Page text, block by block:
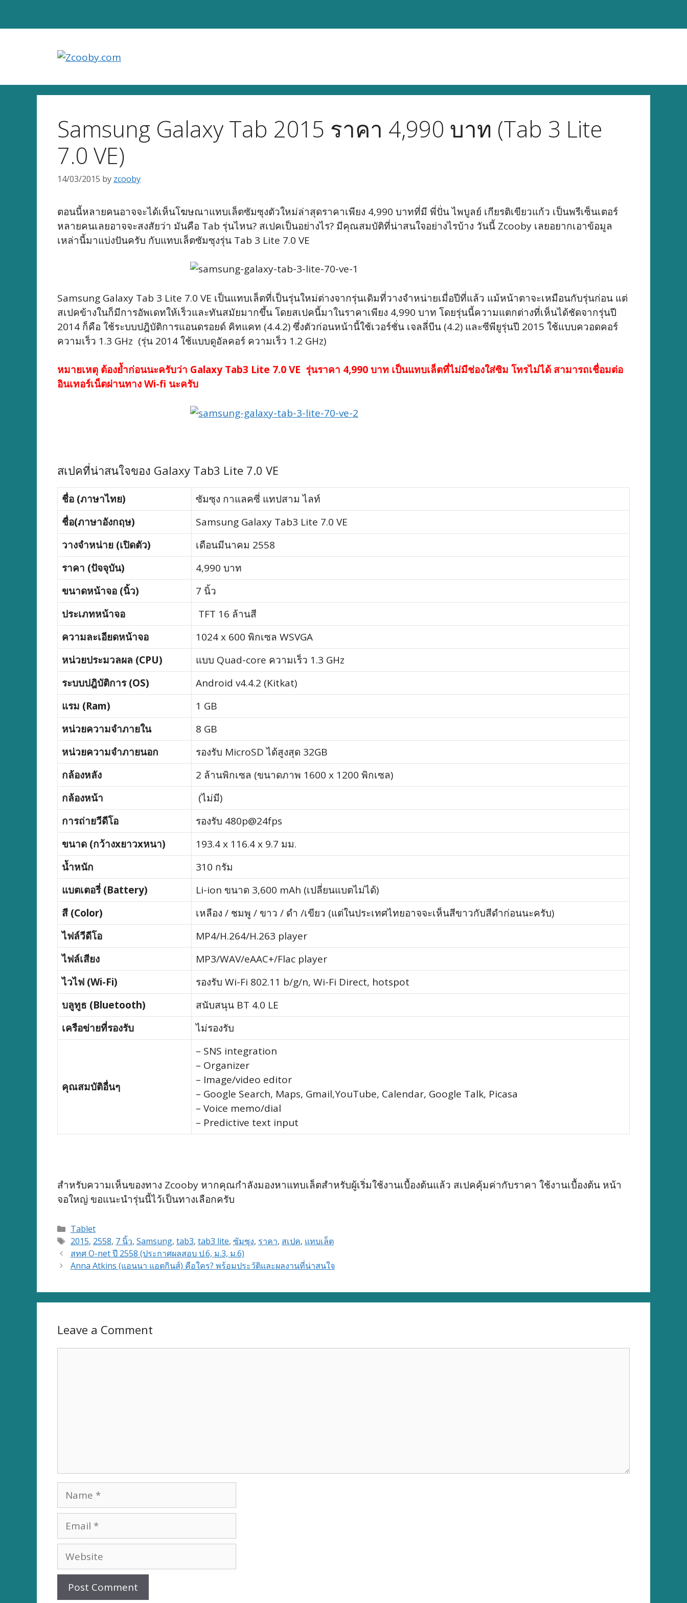
Samsung Galaxy Tab 2015 ราคา 4,990 บาท (Tab 3 Lite
7.0 VE)
14/03/2015 by zcooby
ตอนนี้หลายคนอาจจะได้เห็นโฆษณาแทบเล็ตซัมซุงตัวใหม่ล่าสุดราคาเพียง 4,990 บาทที่มี พี่ปั่น ไพบูลย์ เกียรติเขียวแก้ว เป็นพรีเซ็นเตอร์
หลายคนเลยอาจจะสงสัยว่า มันคือ Tab รุ่นไหน? สเปคเป็นอย่างไร? มีคุณสมบัติที่น่าสนใจอย่างไรบ้าง วันนี้ Zcooby เลยอยากเอาข้อมูล
เหล่านี้มาแบ่งปันครับ กับแทบเล็ตซัมซุงรุ่น Tab 3 Lite 7.0 VE
Samsung Galaxy Tab 3 Lite 7.0 VE เป็นแทบเล็ตที่เป็นรุ่นใหม่ต่างจากรุ่นเดิมที่วางจำหน่ายเมื่อปีที่แล้ว แม้หน้าตาจะเหมือนกับรุ่นก่อน แต่
สเปคข้างในก็มีการอัพเดทให้เร็วและทันสมัยมากขึ้น โดยสเปคนี้มาในราคาเพียง 4,990 บาท โดยรุ่นนี้ความแตกต่างที่เห็นได้ชัดจากรุ่นปี
2014 ก็คือ ใช้ระบบปฎิบัติการแอนดรอยด์ คิทแคท (4.4.2) ซึ่งตัวก่อนหน้านี้ใช้เวอร์ชั่น เจลลี่บีน (4.2) และซีพียูรุ่นปี 2015 ใช้แบบควอดคอร์
ความเร็ว 1.3 GHz (รุ่น 2014 ใช้แบบดูอัลคอร์ ความเร็ว 1.2 GHz)
หมายเหตุ ต้องย้ำก่อนนะครับว่า Galaxy Tab3 Lite 7.0 VE รุ่นราคา 4,990 บาท เป็นแทบเล็ตที่ไม่มีช่องใส่ซิม โทรไม่ได้ สามารถเชื่อมต่อ
อินเทอร์เน็ตผ่านทาง Wi-fi นะครับ
สเปคที่น่าสนใจของ Galaxy Tab3 Lite 7.0 VE
ชื่อ (ภาษาไทย)
ซัมซุง กาแลคซี่ แทปสาม ไลท์
ชื่อ(ภาษาอังกฤษ)
Samsung Galaxy Tab3 Lite 7.0 VE
วางจำหน่าย (เปิดตัว)
เดือนมีนาคม 2558
ราคา (ปัจจุบัน)
4,990 บาท
ขนาดหน้าจอ (นิ้ว)
7 นิ้ว
ประเภทหน้าจอ
TFT 16 ล้านสี
ความละเอียดหน้าจอ
1024 x 600 พิกเซล WSVGA
หน่วยประมวลผล (CPU)
แบบ Quad-core ความเร็ว 1.3 GHz
ระบบปฎิบัติการ (OS)
Android v4.4.2 (Kitkat)
แรม (Ram)
1 GB
หน่วยความจำภายใน
8 GB
หน่วยความจำภายนอก
รองรับ MicroSD ได้สูงสุด 32GB
กล้องหลัง
2 ล้านพิกเซล (ขนาดภาพ 1600 x 1200 พิกเซล)
กล้องหน้า
(ไม่มี)
การถ่ายวีดีโอ
รองรับ 480p@24fps
ขนาด (กว้างxยาวxหนา)
193.4 x 116.4 x 9.7 มม.
น้ำหนัก
310 กรัม
แบตเตอรี่ (Battery)
Li-ion ขนาด 3,600 mAh (เปลี่ยนแบตไม่ได้)
สี (Color)
เหลือง / ชมพู / ขาว / ดำ /เขียว (แต่ในประเทศไทยอาจจะเห็นสีขาวกับสีดำก่อนนะครับ)
ไฟล์วีดีโอ
MP4/H.264/H.263 player
ไฟล์เสียง
MP3/WAV/eAAC+/Flac player
ไวไฟ (Wi-Fi)
รองรับ Wi-Fi 802.11 b/g/n, Wi-Fi Direct, hotspot
บลูทูธ (Bluetooth)
สนับสนุน BT 4.0 LE
เครือข่ายที่รองรับ
ไม่รองรับ
คุณสมบัติอื่นๆ
– SNS integration
– Organizer
– Image/video editor
– Google Search, Maps, Gmail,YouTube, Calendar, Google Talk, Picasa
– Voice memo/dial
– Predictive text input
สำหรับความเห็นของทาง Zcooby หากคุณกำลังมองหาแทบเล็ตสำหรับผู้เริ่มใช้งานเบื้องต้นแล้ว สเปคคุ้มค่ากับราคา ใช้งานเบื้องต้น หน้า
จอใหญ่ ขอแนะนำรุ่นนี้ไว้เป็นทางเลือกครับ
Categories
Tablet
Tags
2015, 2558, 7 นิ้ว, Samsung, tab3, tab3 lite, ซัมซุง, ราคา, สเปค, แทบเล็ต
สทศ O-net ปี 2558 (ประกาศผลสอบ ป.6, ม.3, ม.6)
Anna Atkins (แอนนา แอตกินส์) คือใคร? พร้อมประวัติและผลงานที่น่าสนใจ
Leave a Comment
Name
Email
Website